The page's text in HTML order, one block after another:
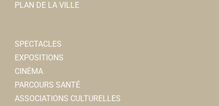
PLAN DE LA VILLE
SPECTACLES
EXPOSITIONS
CINÉMA
PARCOURS SANTÉ
ASSOCIATIONS CULTURELLES